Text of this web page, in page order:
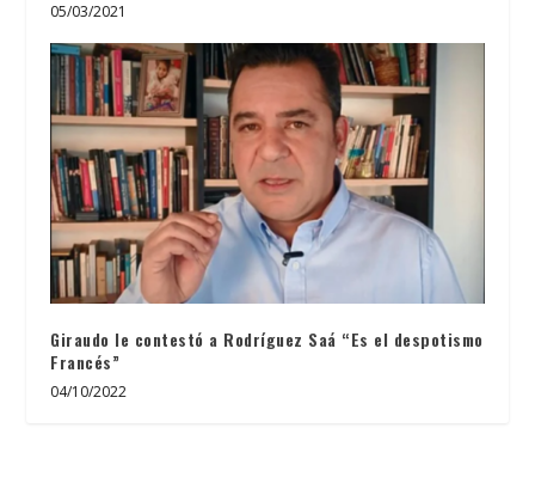
05/03/2021
Giraudo le contestó a Rodríguez Saá “Es el despotismo
Francés”
04/10/2022